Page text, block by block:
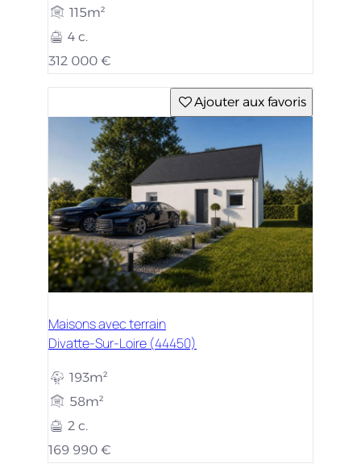
115m²
4 c.
312 000 €
Ajouter aux favoris
Maisons avec terrain
Divatte-Sur-Loire (44450)
193m²
58m²
2 c.
169 990 €